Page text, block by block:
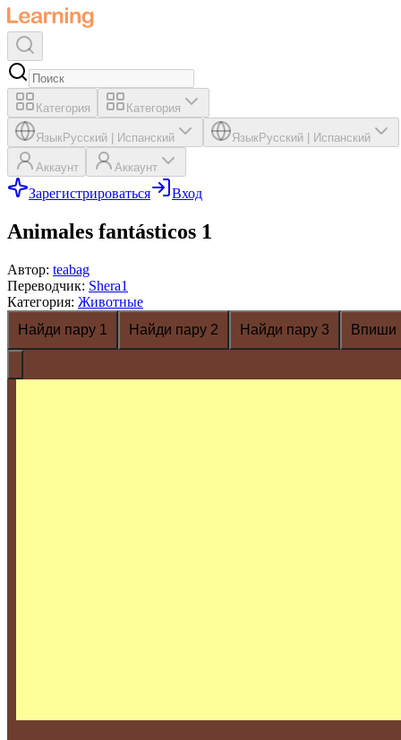
Категория Категория
ЯзыкРусский Испанский ЯзыкРусский Испанский
Аккаунт Аккаунт
Зарегистрироваться Вход
Animales fantásticos 1
Автор: teabag
Переводчик: Shera1
Категория: Животные
Найди пару 1
Найди пару 2 Найди пару 3 Впиши